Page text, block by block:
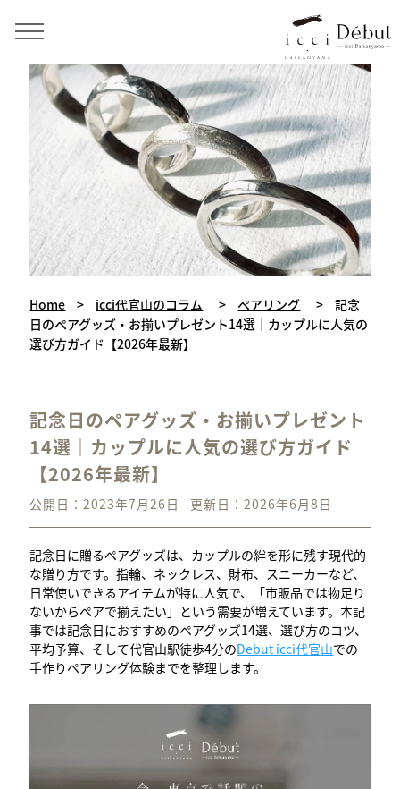
手作り結婚指輪・婚約指輪・ペアリング icci 代官山
Home > icci代官山のコラム > ペアリング >
記念
日のペアグッズ・お揃いプレゼント14選｜カップルに人気の
選び方ガイド【2026年最新】
記念日のペアグッズ・お揃いプレゼント
14選｜カップルに人気の選び方ガイド
【2026年最新】
公開日：2023年7月26日 更新日：2026年6月8日
記念日に贈るペアグッズは、カップルの絆を形に残す現代的
な贈り方です。指輪、ネックレス、財布、スニーカーなど、
日常使いできるアイテムが特に人気で、「市販品では物足り
ないからペアで揃えたい」という需要が増えています。本記
事では記念日におすすめのペアグッズ14選、選び方のコツ、
平均予算、そして代官山駅徒歩4分のDebut icci代官山での
手作りペアリング体験までを整理します。